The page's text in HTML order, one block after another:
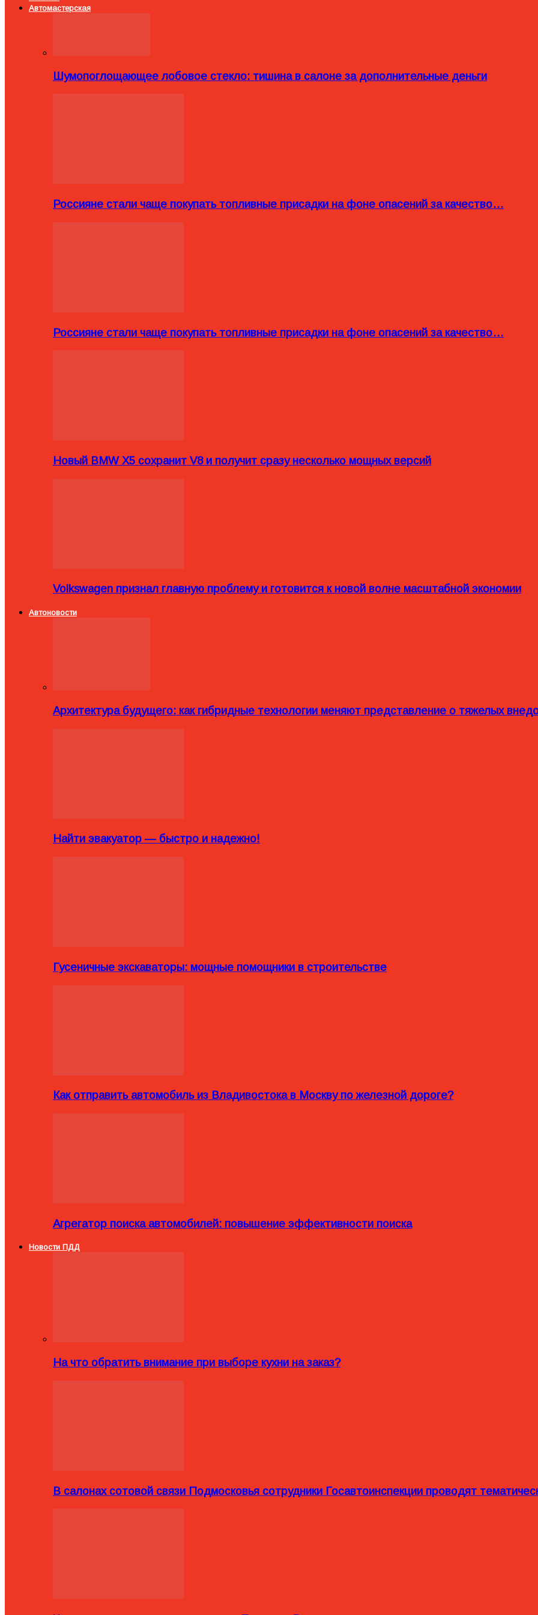
Автомастерская
Шумопоглощающее лобовое стекло: тишина в салоне за дополнительные деньги
Россияне стали чаще покупать топливные присадки на фоне опасений за качество…
Россияне стали чаще покупать топливные присадки на фоне опасений за качество…
Новый BMW X5 сохранит V8 и получит сразу несколько мощных версий
Volkswagen признал главную проблему и готовится к новой волне масштабной экономии
Автоновости
Архитектура будущего: как гибридные технологии меняют представление о тяжелых
Найти эвакуатор — быстро и надежно!
Гусеничные экскаваторы: мощные помощники в строительстве
Как отправить автомобиль из Владивостока в Москву по железной дороге?
Агрегатор поиска автомобилей: повышение эффективности поиска
Новости ПДД
На что обратить внимание при выборе кухни на заказ?
В салонах сотовой связи Подмосковья сотрудники Госавтоинспекции проводят